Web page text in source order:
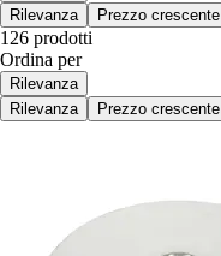
Rilevanza
Prezzo crescente
126 prodotti
Ordina per
Rilevanza
Rilevanza
Prezzo crescente